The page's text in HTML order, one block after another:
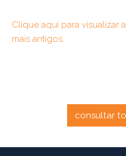
Clique aqui para visualizar
mais antigos.
consultar